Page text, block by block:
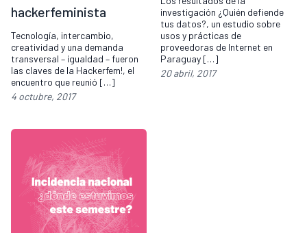
hackerfeminista
Tecnología, intercambio,
creatividad y una demanda
transversal – igualdad – fueron
las claves de la Hackerfem!, el
encuentro que reunió […]
4 octubre, 2017
investigación ¿Quién defiende
tus datos?, un estudio sobre
usos y prácticas de
proveedoras de Internet en
Paraguay […]
20 abril, 2017